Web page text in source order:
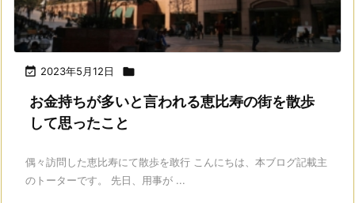
 2023年5月12日 
お金持ちが多いと言われる恵比寿の街を散歩
して思ったこと
偶々訪問した恵比寿にて散歩を敢行 こんにちは、本ブログ記載主
のトーターです。 先日、用事が ...